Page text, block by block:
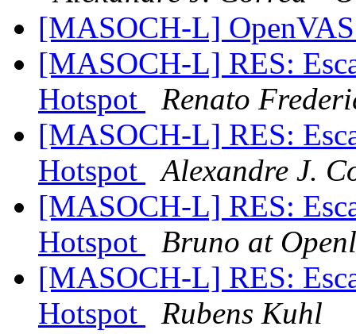
[MASOCH-L]
[MASOCH-L] RES:
Hotspot
Renato
[MASOCH-L] RES:
Hotspot
Alexandre J.
[MASOCH-L] RES:
Hotspot
Bruno at
[MASOCH-L] RES:
Hotspot
Rubens Kuhl